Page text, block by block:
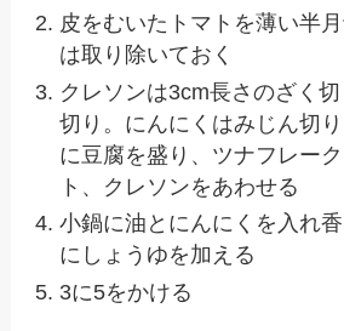
皮をむいたトマトを薄い半
は取り除いておく
クレソンは3cm長さのざく
切り。にんにくはみじん切
に豆腐を盛り、ツナフレー
ト、クレソンをあわせる
小鍋に油とにんにくを入れ
にしょうゆを加える
3に5をかける